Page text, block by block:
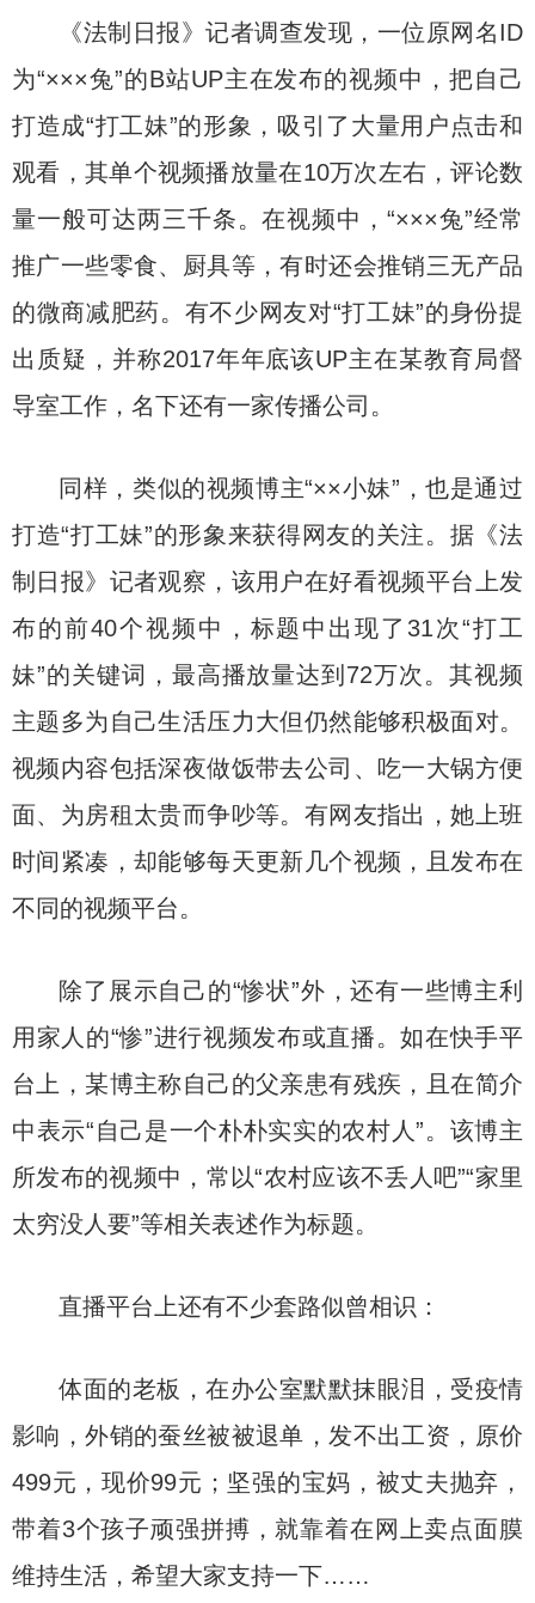
《法制日报》记者调查发现，一位原网名ID
为“×××兔”的B站UP主在发布的视频中，把自己
打造成“打工妹”的形象，吸引了大量用户点击和
观看，其单个视频播放量在10万次左右，评论数
量一般可达两三千条。在视频中，“×××兔”经常
推广一些零食、厨具等，有时还会推销三无产品
的微商减肥药。有不少网友对“打工妹”的身份提
出质疑，并称2017年年底该UP主在某教育局督
导室工作，名下还有一家传播公司。
同样，类似的视频博主“××小妹”，也是通过
打造“打工妹”的形象来获得网友的关注。据《法
制日报》记者观察，该用户在好看视频平台上发
布的前40个视频中，标题中出现了31次“打工
妹”的关键词，最高播放量达到72万次。其视频
主题多为自己生活压力大但仍然能够积极面对。
视频内容包括深夜做饭带去公司、吃一大锅方便
面、为房租太贵而争吵等。有网友指出，她上班
时间紧凑，却能够每天更新几个视频，且发布在
不同的视频平台。
除了展示自己的“惨状”外，还有一些博主利
用家人的“惨”进行视频发布或直播。如在快手平
台上，某博主称自己的父亲患有残疾，且在简介
中表示“自己是一个朴朴实实的农村人”。该博主
所发布的视频中，常以“农村应该不丢人吧”“家里
太穷没人要”等相关表述作为标题。
直播平台上还有不少套路似曾相识：
体面的老板，在办公室默默抹眼泪，受疫情
影响，外销的蚕丝被被退单，发不出工资，原价
499元，现价99元；坚强的宝妈，被丈夫抛弃，
带着3个孩子顽强拼搏，就靠着在网上卖点面膜
维持生活，希望大家支持一下……